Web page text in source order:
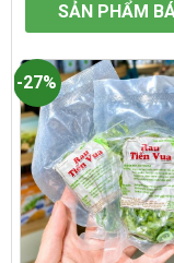
SẢN PHẨM
-27%